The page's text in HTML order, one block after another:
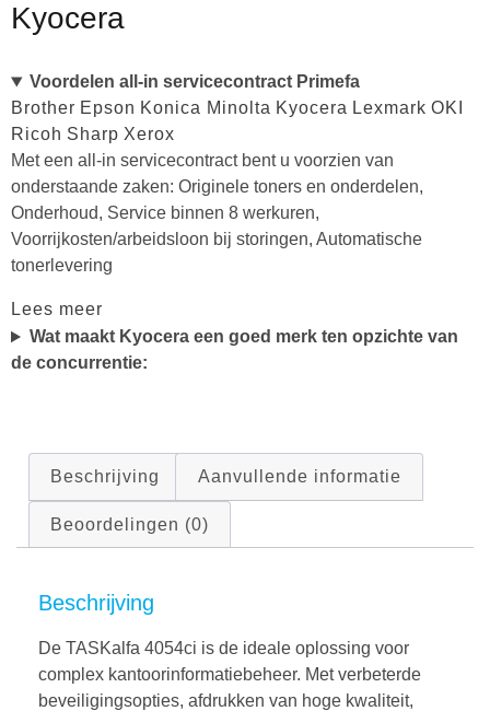
Kyocera
Voordelen all-in servicecontract Primefa
Brother Epson Konica Minolta Kyocera Lexmark OKI
Ricoh Sharp Xerox
Met een all-in servicecontract bent u voorzien van
onderstaande zaken: Originele toners en onderdelen,
Onderhoud, Service binnen 8 werkuren,
Voorrijkosten/arbeidsloon bij storingen, Automatische
tonerlevering
Lees meer
Wat maakt Kyocera een goed merk ten opzichte van
de concurrentie:
Beschrijving Aanvullende informatie
Beoordelingen (0)
Beschrijving
De TASKalfa 4054ci is de ideale oplossing voor
complex kantoorinformatiebeheer. Met verbeterde
beveiligingsopties, afdrukken van hoge kwaliteit,